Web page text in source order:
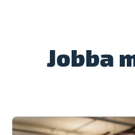
Jobba